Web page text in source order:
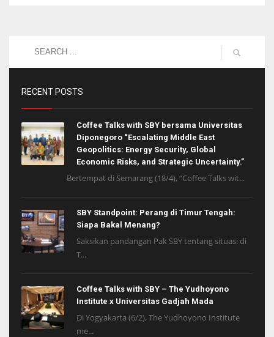
RECENT POSTS
Coffee Talks with SBY bersama Universitas
Diponegoro “Escalating Middle East
Geopolitics: Energy Security, Global
Economic Risks, and Strategic Uncertainty.”
Bertempat di Semarang (18/4), “Coffee Talks wit...
SBY Standpoint: Perang di Timur Tengah:
Siapa Bakal Menang?
Saksikan pandangan Pak SBY tentang situasi di
T...
Coffee Talks with SBY – The Yudhoyono
Institute x Universitas Gadjah Mada
Di Yogyakarta (6/2), The Yudhoyono Institute
me...